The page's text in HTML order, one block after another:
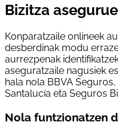
Bizitza
Konparatzaile onlineek
desberdinak modu
aurrezpenak
aseguratzaile nagusiek
hala nola BBVA
Santalucía eta Seguros
Nola funtzionatzen